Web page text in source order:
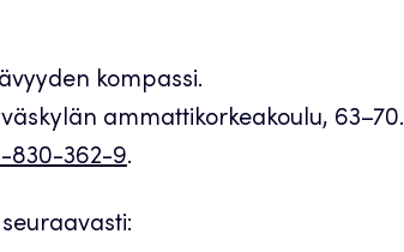
kompassi.
ammattikorkeakoulu, 63–70.
830-362-9.